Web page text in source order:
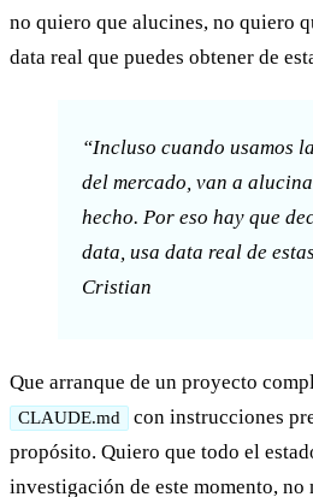
no quiero que alucines, no quiero
data real que puedes obtener de
“Incluso cuando usamos
del mercado, van a
hecho. Por eso hay que
data, usa data real de
Cristian
Que arranque de un proyecto
CLAUDE.md
con instrucciones
propósito. Quiero que todo el
investigación de este momento, no